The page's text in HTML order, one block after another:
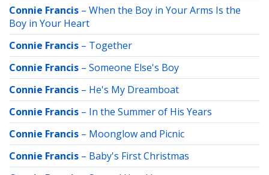
Connie Francis – When the Boy in Your Arms Is the
Boy in Your Heart
Connie Francis – Together
Connie Francis – Someone Else's Boy
Connie Francis – He's My Dreamboat
Connie Francis – In the Summer of His Years
Connie Francis – Moonglow and Picnic
Connie Francis – Baby's First Christmas